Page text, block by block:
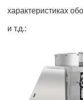
характеристиках
и т.д.: